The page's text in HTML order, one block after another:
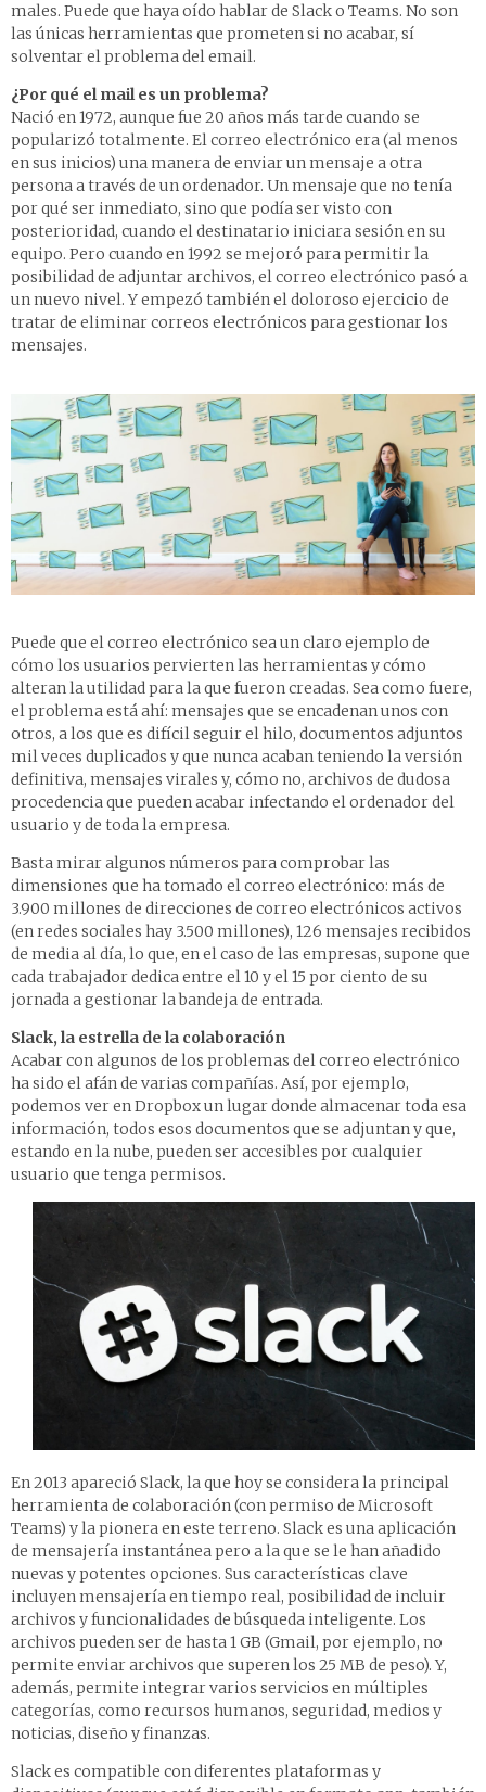
males. Puede que haya oído hablar de Slack o Teams. No son
las únicas herramientas que prometen si no acabar, sí
solventar el problema del email.
¿Por qué el mail es un problema?
Nació en 1972, aunque fue 20 años más tarde cuando se
popularizó totalmente. El correo electrónico era (al menos
en sus inicios) una manera de enviar un mensaje a otra
persona a través de un ordenador. Un mensaje que no tenía
por qué ser inmediato, sino que podía ser visto con
posterioridad, cuando el destinatario iniciara sesión en su
equipo. Pero cuando en 1992 se mejoró para permitir la
posibilidad de adjuntar archivos, el correo electrónico pasó a
un nuevo nivel. Y empezó también el doloroso ejercicio de
tratar de eliminar correos electrónicos para gestionar los
mensajes.
Puede que el correo electrónico sea un claro ejemplo de
cómo los usuarios pervierten las herramientas y cómo
alteran la utilidad para la que fueron creadas. Sea como fuere,
el problema está ahí: mensajes que se encadenan unos con
otros, a los que es difícil seguir el hilo, documentos adjuntos
mil veces duplicados y que nunca acaban teniendo la versión
definitiva, mensajes virales y, cómo no, archivos de dudosa
procedencia que pueden acabar infectando el ordenador del
usuario y de toda la empresa.
Basta mirar algunos números para comprobar las
dimensiones que ha tomado el correo electrónico: más de
3.900 millones de direcciones de correo electrónicos activos
(en redes sociales hay 3.500 millones), 126 mensajes recibidos
de media al día, lo que, en el caso de las empresas, supone que
cada trabajador dedica entre el 10 y el 15 por ciento de su
jornada a gestionar la bandeja de entrada.
Slack, la estrella de la colaboración
Acabar con algunos de los problemas del correo electrónico
ha sido el afán de varias compañías. Así, por ejemplo,
podemos ver en Dropbox un lugar donde almacenar toda esa
información, todos esos documentos que se adjuntan y que,
estando en la nube, pueden ser accesibles por cualquier
usuario que tenga permisos.
En 2013 apareció Slack, la que hoy se considera la principal
herramienta de colaboración (con permiso de Microsoft
Teams) y la pionera en este terreno. Slack es una aplicación
de mensajería instantánea pero a la que se le han añadido
nuevas y potentes opciones. Sus características clave
incluyen mensajería en tiempo real, posibilidad de incluir
archivos y funcionalidades de búsqueda inteligente. Los
archivos pueden ser de hasta 1 GB (Gmail, por ejemplo, no
permite enviar archivos que superen los 25 MB de peso). Y,
además, permite integrar varios servicios en múltiples
categorías, como recursos humanos, seguridad, medios y
noticias, diseño y finanzas.
Slack es compatible con diferentes plataformas y